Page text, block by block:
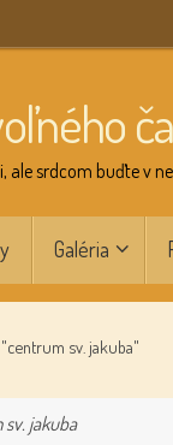
ale srdcom buďte v
Galéria
sv. jakuba"
jakuba